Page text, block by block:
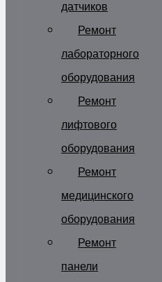
датчиков
Ремонт
лабораторного
оборудования
Ремонт
лифтового
оборудования
Ремонт
медицинского
оборудования
Ремонт
панели